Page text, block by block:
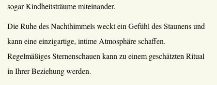
sogar Kindheitsträume miteinander.
Die Ruhe des Nachthimmels weckt ein Gefühl des Staunens und
kann eine einzigartige, intime Atmosphäre schaffen.
Regelmäßiges Sternenschauen kann zu einem geschätzten Ritual
in Ihrer Beziehung werden.